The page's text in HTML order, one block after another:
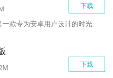
下载
下载